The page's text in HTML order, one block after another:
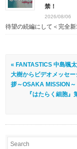
禁！
2026/08/06
待望の続編にして＜完全新
« FANTASTICS 中島颯
大樹からビデオメッセ
拶～OSAKA MISSION～
『はたらく細胞